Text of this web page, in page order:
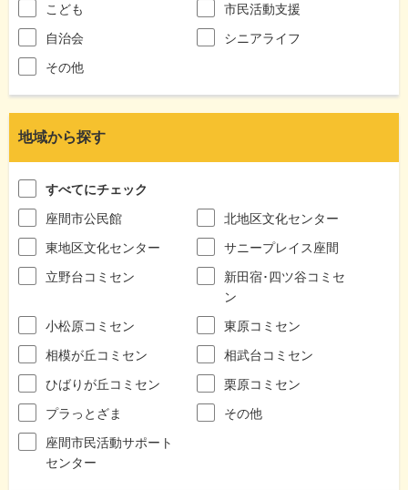
こども
市民活動支援
自治会
シニアライフ
その他
地域から探す
すべてにチェック
座間市公民館
北地区文化センター
東地区文化センター
サニープレイス座間
立野台コミセン
新田宿･四ツ谷コミセ
ン
小松原コミセン
東原コミセン
相模が丘コミセン
相武台コミセン
ひばりが丘コミセン
栗原コミセン
プラっとざま
その他
座間市民活動サポート
センター